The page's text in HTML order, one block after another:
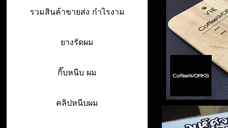
รวมสินค้าขายส่ง กำไรงาม
ยางรัดผม
กิ๊บหนีบ ผม
คลิปหนีบผม